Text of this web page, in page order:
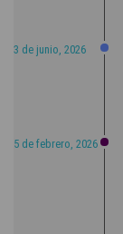
3 de junio, 2026
5 de febrero, 2026